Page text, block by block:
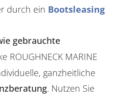
durch ein Bootsleasing
gebrauchte
ROUGHNECK MARINE
ganzheitliche
. Nutzen Sie